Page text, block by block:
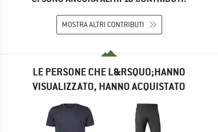
MOSTRA ALTRI CONTRIBUTI
LE PERSONE CHE L&RSQUO;HANNO
VISUALIZZATO, HANNO ACQUISTATO